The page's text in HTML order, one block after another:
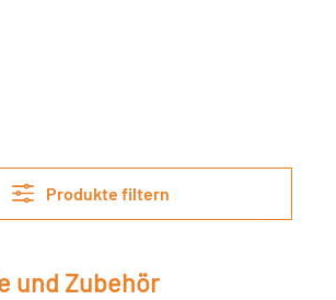
Produkte filtern
und Zubehör